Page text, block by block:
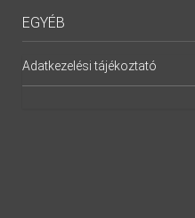
EGYÉB
Adatkezelési tájékoztató